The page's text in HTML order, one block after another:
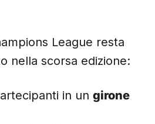
League resta
nella scorsa edizione:
in un girone